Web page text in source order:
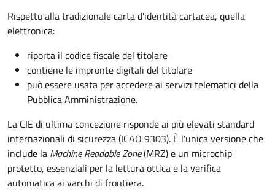
Rispetto alla tradizionale carta d'identità cartacea, quella
elettronica:
riporta il codice fiscale del titolare
contiene le impronte digitali del titolare
può essere usata per accedere ai servizi telematici della
Pubblica Amministrazione.
La CIE di ultima concezione risponde ai più elevati standard
internazionali di sicurezza (ICAO 9303). È l'unica versione che
include la Machine Readable Zone(MRZ) e un microchip
protetto, essenziali per la lettura ottica e la verifica
automatica ai varchi di frontiera.